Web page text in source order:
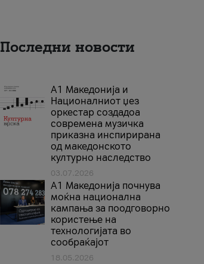
Последни новости
А1 Македонија и
Националниот џез
оркестар создадоа
современа музичка
приказна инспирирана
од македонското
културно наследство
03.07.2026
A1 Македонија почнува
моќна национална
кампања за поодговорно
користење на
технологијата во
сообраќајот
18.05.2026